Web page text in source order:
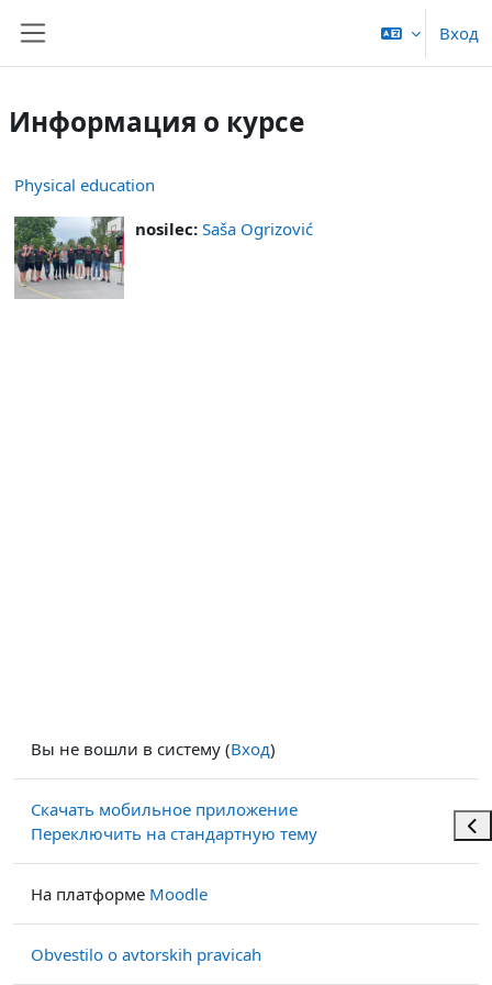
Вход
Информация о курсе
Physical education
nosilec: Saša Ogrizović
Вы не вошли в систему (Вход)
Скачать мобильное приложение
Переключить на стандартную тему
На платформе Moodle
Obvestilo o avtorskih pravicah